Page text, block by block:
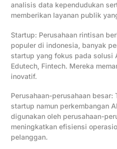
analisis data kependudukan
memberikan layanan publik
Startup: Perusahaan rintisan
populer di indonesia, banyak
startup yang fokus pada solusi
Edutech, Fintech. Mereka
inovatif.
Perusahaan-perusahaan besar:
startup namun perkembangan
digunakan oleh perusahaan-
meningkatkan efisiensi
pelanggan.